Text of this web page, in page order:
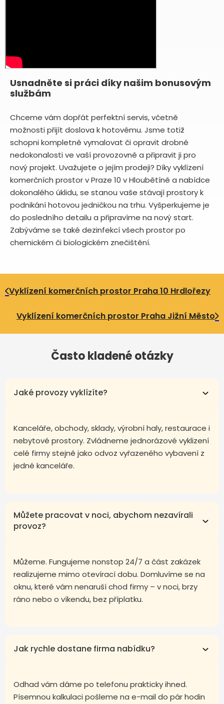
Usnadněte si práci díky našim bonusovým
službám
Chceme vám dopřát perfektní servis, včetně
možnosti přijít doslova k hotovému. Jsme totiž
schopni kompletně vymalovat či opravit drobné
nedokonalosti ve vaší provozovně a připravit ji pro
nový projekt. Uvažujete o jejím prodeji? Díky vyklízení
komerčních prostor v Praze 10 v Hloubětíně a nabídce
dokonalého úklidu, se stanou vaše stávají prostory k
podnikání hotovou jedničkou na trhu. Vyšperkujeme je
do posledního detailu a připravíme na nový start.
Zabýváme se také dezinfekcí všech prostor po
chemickém či biologickém znečištění.
Vyklízení komerčních prostor Praha 10 Hrdlořezy
Vyklízení komerčních prostor Praha Jižní Město
Často kladené otázky
Jaké provozy vyklízíte?
Kanceláře, obchody, sklady, výrobní haly, restaurace i
nebytové prostory. Zvládneme jednorázové vyklizení
celé firmy stejně jako odvoz vyřazeného vybavení z
jedné kanceláře.
Můžete pracovat v noci, abychom nezavírali
provoz?
Můžeme. Fungujeme nonstop 24/7 a část zakázek
realizujeme mimo otevírací dobu. Domluvíme se na
oknu, které vám nenaruší chod firmy – v noci, brzy
ráno nebo o víkendu, bez příplatku.
Jak rychle dostane firma nabídku?
Odhad vám dáme po telefonu prakticky ihned.
Písemnou kalkulaci pošleme na e-mail do pár hodin